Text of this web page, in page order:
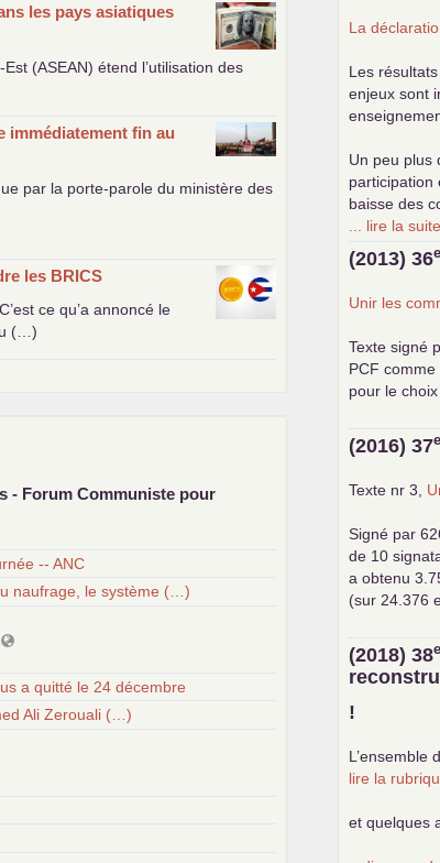
les pays asiatiques
Est (ASEAN) étend l’utilisation des
immédiatement fin au
par la porte-parole du ministère des
les BRICS
. C’est ce qu’a annoncé le
(…)
- Forum Communiste pour
-- ANC
naufrage, le système (…)
a quitté le 24 décembre
Ali Zerouali (…)
La
Les
enjeux sont
Un peu plus
participation
baisse des
... lire la suite
(2013) 36e
Unir les
Texte signé
PCF comme
pour le
(2016) 37e
Texte nr 3,
Signé par
de 10
a obtenu
(sur 24.376
(2018) 38e
!
L’ensemble
lire la
et quelques